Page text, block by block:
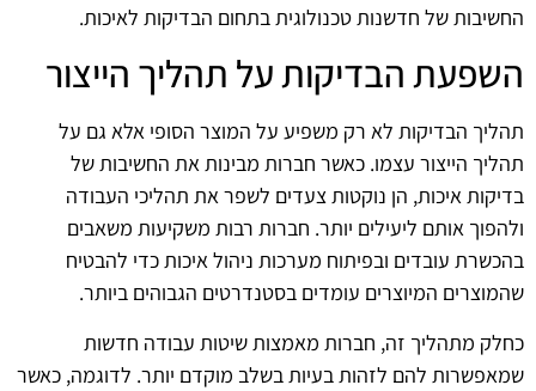
החשיבות של חדשנות טכנולוגית בתחום הבדיקות לאיכות.
השפעת הבדיקות על תהליך הייצור
תהליך הבדיקות לא רק משפיע על המוצר הסופי אלא גם על
תהליך הייצור עצמו. כאשר חברות מבינות את החשיבות של
בדיקות איכות, הן נוקטות צעדים לשפר את תהליכי העבודה
ולהפוך אותם ליעילים יותר. חברות רבות משקיעות משאבים
בהכשרת עובדים ובפיתוח מערכות ניהול איכות כדי להבטיח
שהמוצרים המיוצרים עומדים בסטנדרטים הגבוהים ביותר.
כחלק מתהליך זה, חברות מאמצות שיטות עבודה חדשות
שמאפשרות להם לזהות בעיות בשלב מוקדם יותר. לדוגמה, כאשר